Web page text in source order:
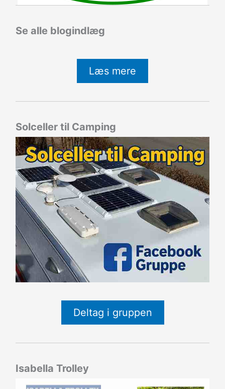
Se alle blogindlæg
Læs mere
Solceller til Camping
Deltag i gruppen
Isabella Trolley